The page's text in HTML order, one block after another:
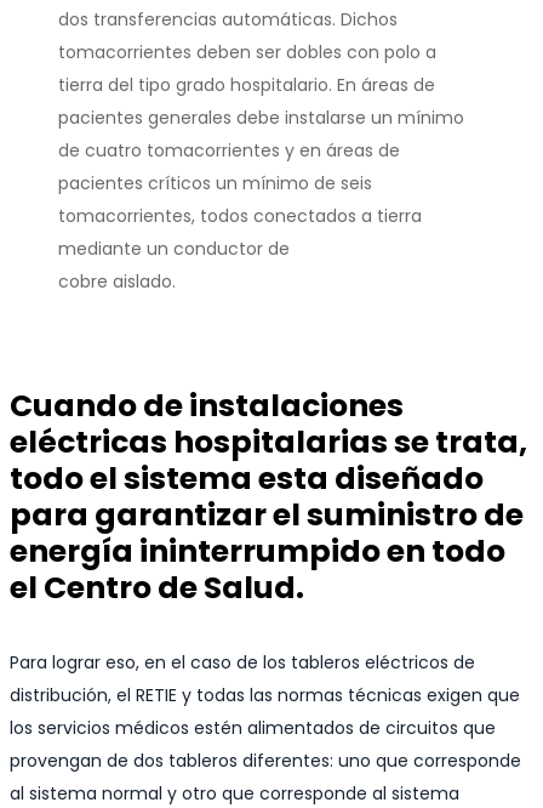
dos transferencias automáticas. Dichos
tomacorrientes deben ser dobles con polo a
tierra del tipo grado hospitalario. En áreas de
pacientes generales debe instalarse un mínimo
de cuatro tomacorrientes y en áreas de
pacientes críticos un mínimo de seis
tomacorrientes, todos conectados a tierra
mediante un conductor de
cobre aislado.
Cuando de instalaciones
eléctricas hospitalarias se trata,
todo el sistema esta diseñado
para garantizar el suministro de
energía ininterrumpido en todo
el Centro de Salud.
Para lograr eso, en el caso de los tableros eléctricos de
distribución, el RETIE y todas las normas técnicas exigen que
los servicios médicos estén alimentados de circuitos que
provengan de dos tableros diferentes: uno que corresponde
al sistema normal y otro que corresponde al sistema